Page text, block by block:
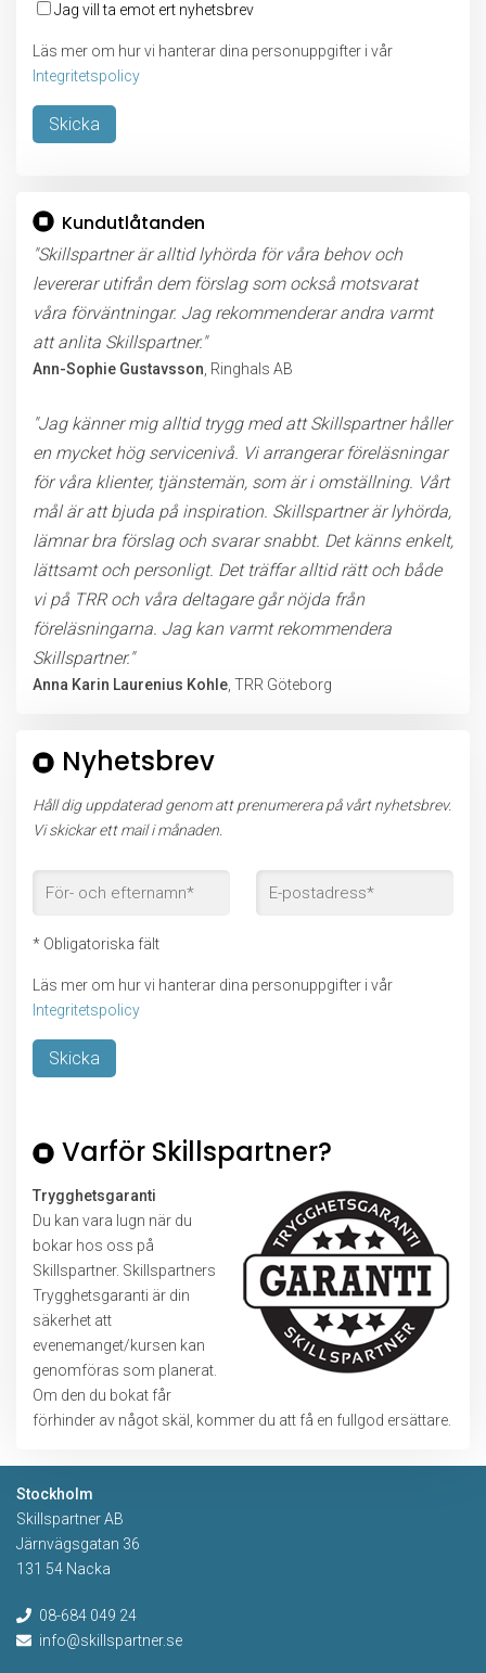
Jag vill ta emot ert nyhetsbrev
Läs mer om hur vi hanterar dina personuppgifter i vår
Integritetspolicy
Kundutlåtanden
"Skillspartner är alltid lyhörda för våra behov och
levererar utifrån dem förslag som också motsvarat
våra förväntningar. Jag rekommenderar andra varmt
att anlita Skillspartner."
Ann-Sophie Gustavsson , Ringhals AB
"Jag känner mig alltid trygg med att Skillspartner håller
en mycket hög servicenivå. Vi arrangerar föreläsningar
för våra klienter, tjänstemän, som är i omställning. Vårt
mål är att bjuda på inspiration. Skillspartner är lyhörda,
lämnar bra förslag och svarar snabbt. Det känns enkelt,
lättsamt och personligt. Det träffar alltid rätt och både
vi på TRR och våra deltagare går nöjda från
föreläsningarna. Jag kan varmt rekommendera
Skillspartner."
Anna Karin Laurenius Kohle , TRR Göteborg
Nyhetsbrev
Håll dig uppdaterad genom att prenumerera på vårt nyhetsbrev.
Vi skickar ett mail i månaden.
* Obligatoriska fält
Läs mer om hur vi hanterar dina personuppgifter i vår
Integritetspolicy
Varför Skillspartner?
Trygghetsgaranti
Du kan vara lugn när du
bokar hos oss på
Skillspartner. Skillspartners
Trygghetsgaranti är din
säkerhet att
evenemanget/kursen kan
genomföras som planerat.
Om den du bokat får
förhinder av något skäl, kommer du att få en fullgod ersättare.
Stockholm
Skillspartner AB
Järnvägsgatan 36
131 54 Nacka
08-684 049 24
info@skillspartner.se